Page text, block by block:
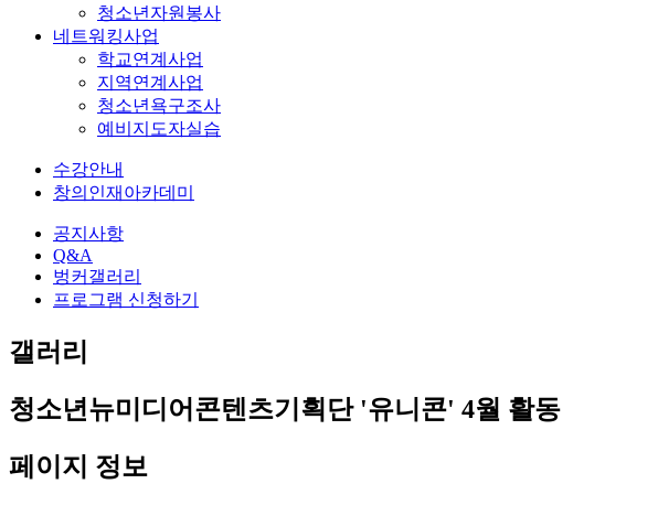
청소년자원봉사
네트워킹사업
학교연계사업
지역연계사업
청소년욕구조사
예비지도자실습
수강안내
창의인재아카데미
공지사항
Q&A
벙커갤러리
프로그램 신청하기
갤러리
청소년뉴미디어콘텐츠기획단 '유니콘' 4월 활동
페이지 정보